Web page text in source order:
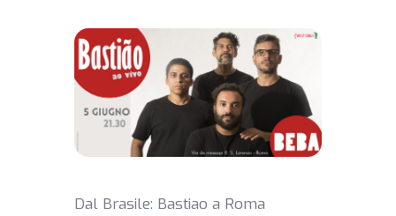
Dal Brasile: Bastiao a Roma